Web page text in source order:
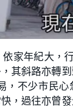
依家年紀大
其斜路亦轉
，不少市民
，過往亦曾